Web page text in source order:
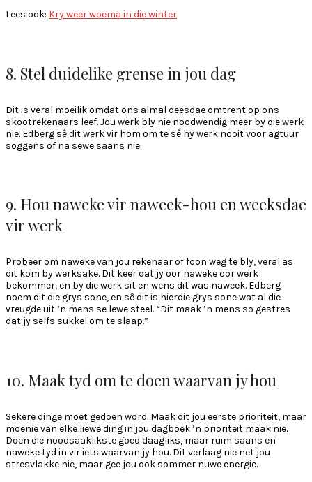
Lees ook: Kry weer woema in die winter
8. Stel duidelike grense in jou dag
Dit is veral moeilik omdat ons almal deesdae omtrent op ons
skootrekenaars leef. Jou werk bly nie noodwendig meer by die werk
nie. Edberg sê dit werk vir hom om te sê hy werk nooit voor agtuur
soggens of na sewe saans nie.
9. Hou naweke vir naweek-hou en weeksdae
vir werk
Probeer om naweke van jou rekenaar of foon weg te bly, veral as
dit kom by werksake. Dit keer dat jy oor naweke oor werk
bekommer, en by die werk sit en wens dit was naweek. Edberg
noem dit die grys sone, en sê dit is hierdie grys sone wat al die
vreugde uit ’n mens se lewe steel. “Dit maak ’n mens so gestres
dat jy selfs sukkel om te slaap.”
10. Maak tyd om te doen waarvan jy hou
Sekere dinge moet gedoen word. Maak dit jou eerste prioriteit, maar
moenie van elke liewe ding in jou dagboek ’n prioriteit maak nie.
Doen die noodsaaklikste goed daagliks, maar ruim saans en
naweke tyd in vir iets waarvan jy hou. Dit verlaag nie net jou
stresvlakke nie, maar gee jou ook sommer nuwe energie.